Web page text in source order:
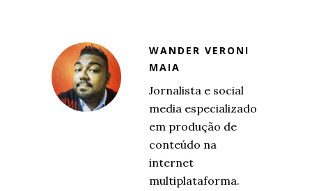
WANDER VERONI
MAIA
Jornalista e social
media especializado
em produção de
conteúdo na
internet
multiplataforma.